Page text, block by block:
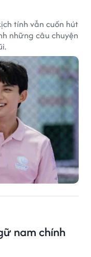
tính vẫn cuốn hút
những câu chuyện
nam chính